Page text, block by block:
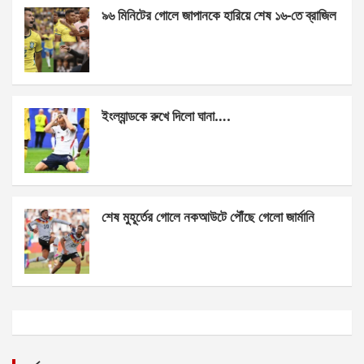
৯৬ মিনিটের গোলে জাপানকে হারিয়ে শেষ ১৬-তে ব্রাজিল
ইংল্যান্ডকে রুখে দিলো ঘানা….
শেষ মুহূর্তের গোলে নকআউটে পৌঁছে গেলো জার্মানি